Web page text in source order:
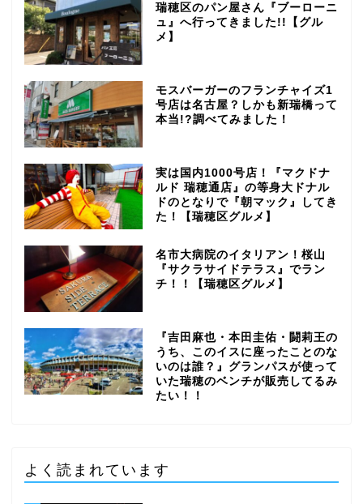
瑞穂区のパン屋さん『ブーローニ
ュ』へ行ってきました!!【グル
メ】
モスバーガーのフランチャイズ1
号店は名古屋？しかも新瑞橋って
本当!?調べてみました！
実は国内1000号店！『マクドナ
ルド 瑞穂通店』の等身大ドナル
ドのとなりで『朝マック』してき
た！【瑞穂区グルメ】
名市大病院のイタリアン！桜山
『サクラサイドテラス』でラン
チ！！【瑞穂区グルメ】
『吉田麻也・本田圭佑・闘莉王の
うち、このイスに座ったことのな
いのは誰？』グランパスが使って
いた瑞穂のベンチが販売してるみ
たい！！
よく読まれています